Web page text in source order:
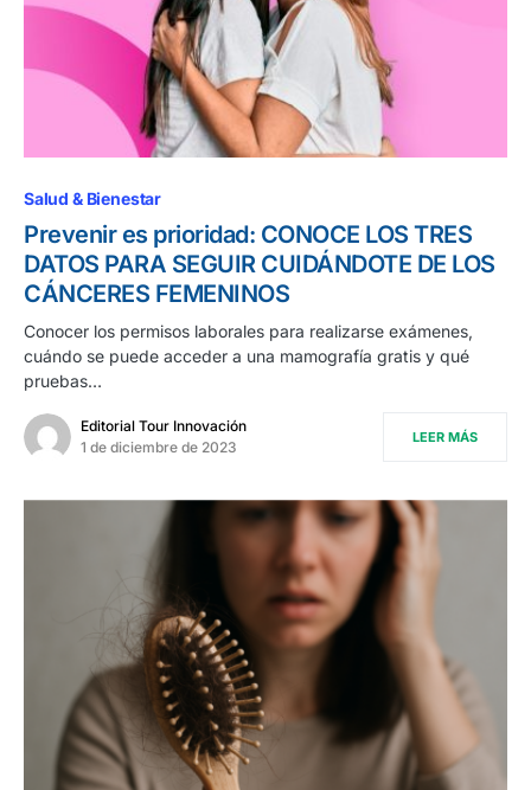
Salud & Bienestar
Prevenir es prioridad: CONOCE LOS TRES
DATOS PARA SEGUIR CUIDÁNDOTE DE LOS
CÁNCERES FEMENINOS
Conocer los permisos laborales para realizarse exámenes,
cuándo se puede acceder a una mamografía gratis y qué
pruebas…
Editorial Tour Innovación
1 de diciembre de 2023
LEER MÁS